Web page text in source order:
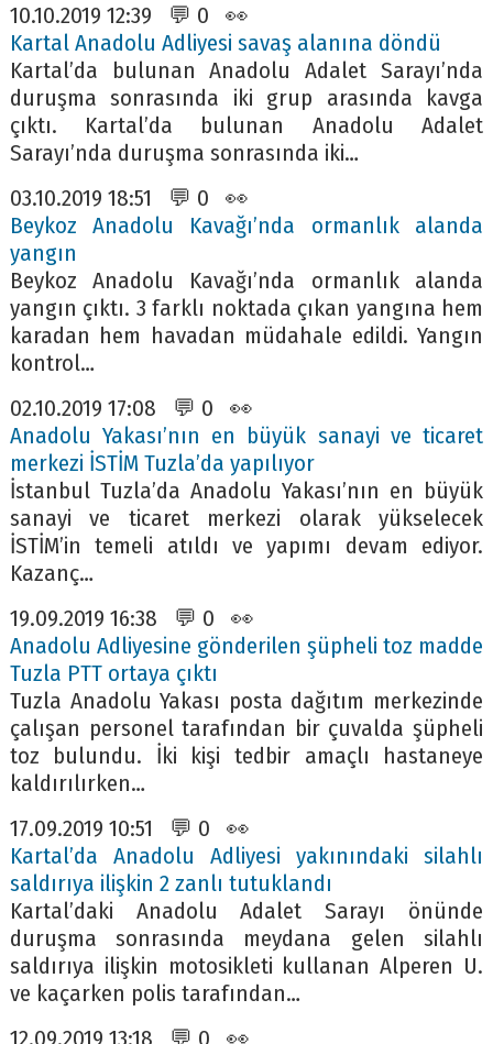
10.10.2019 12:39 💬 0 👀
Kartal Anadolu Adliyesi savaş alanına döndü
Kartal’da bulunan Anadolu Adalet Sarayı’nda
duruşma sonrasında iki grup arasında kavga
çıktı. Kartal’da bulunan Anadolu Adalet
Sarayı’nda duruşma sonrasında iki…
03.10.2019 18:51 💬 0 👀
Beykoz Anadolu Kavağı’nda ormanlık alanda
yangın
Beykoz Anadolu Kavağı’nda ormanlık alanda
yangın çıktı. 3 farklı noktada çıkan yangına hem
karadan hem havadan müdahale edildi. Yangın
kontrol…
02.10.2019 17:08 💬 0 👀
Anadolu Yakası’nın en büyük sanayi ve ticaret
merkezi İSTİM Tuzla’da yapılıyor
İstanbul Tuzla’da Anadolu Yakası’nın en büyük
sanayi ve ticaret merkezi olarak yükselecek
İSTİM’in temeli atıldı ve yapımı devam ediyor.
Kazanç…
19.09.2019 16:38 💬 0 👀
Anadolu Adliyesine gönderilen şüpheli toz madde
Tuzla PTT ortaya çıktı
Tuzla Anadolu Yakası posta dağıtım merkezinde
çalışan personel tarafından bir çuvalda şüpheli
toz bulundu. İki kişi tedbir amaçlı hastaneye
kaldırılırken…
17.09.2019 10:51 💬 0 👀
Kartal’da Anadolu Adliyesi yakınındaki silahlı
saldırıya ilişkin 2 zanlı tutuklandı
Kartal’daki Anadolu Adalet Sarayı önünde
duruşma sonrasında meydana gelen silahlı
saldırıya ilişkin motosikleti kullanan Alperen U.
ve kaçarken polis tarafından…